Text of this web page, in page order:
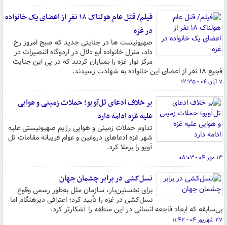
فیلم/ قتل عام هولناک ۱۸ نفر از اعضای یک خانواده
در غزه
صهیونیست ها در جنایتی جدید که صبح امروز رخ
داد، منزل خانواده أبو دلال در اردوگاه النصیرات در
مرکز نوار غزه را بمباران کردند که در پی این جنایت
فجیع ۱۸ نفر از اعضای این خانواده به شهادت رسیدند.
۷ آبان ۰۴ - ۱۲:۳۵
بر خلاف ادعای تل‌آویو؛ حملات زمینی و هوایی
علیه غزه ادامه دارد
تداوم حملات زمینی و هوایی رژیم صهیونیستی علیه
شهر غزه ادعاهای دروغین و عوام فریبانه مقامات تل
آویو را برملا کرد.
۱۳ مهر ۰۴ - ۰۸:۰۳
نسل‌کشی در برابر چشمان جهان
برای نخستین‌بار، سازمان ملل به‌طور رسمی وقوع
نسل‌کشی در غزه را تأیید کرد؛ اعترافی دیرهنگام اما
بی‌سابقه که ابعاد فاجعه انسانی در این منطقه را آشکارتر کرد.
۲۷ شهریور ۰۴ - ۱۱:۴۲